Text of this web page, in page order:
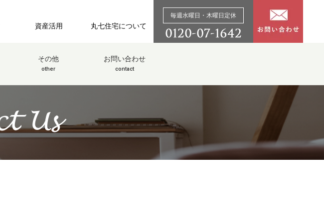
資産活用 丸七住宅について
毎週水曜日・木曜日定休
その他
other
お問い合わせ
contact